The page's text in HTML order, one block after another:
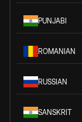
PUNJABI
ROMANIAN
RUSSIAN
SANSKRIT